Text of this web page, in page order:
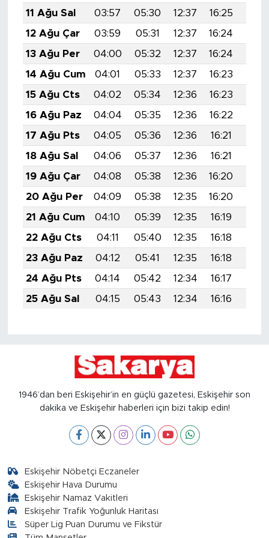
11 Ağu Sal
03:57 05:30 12:37 16:25
12 Ağu Çar
03:59 05:31 12:37 16:24
13 Ağu Per
04:00 05:32 12:37 16:24
14 Ağu Cum
04:01 05:33 12:37 16:23
15 Ağu Cts
04:02 05:34 12:36 16:23
16 Ağu Paz
04:04 05:35 12:36 16:22
17 Ağu Pts
04:05 05:36 12:36 16:21
18 Ağu Sal
04:06 05:37 12:36 16:21
19 Ağu Çar
04:08 05:38 12:36 16:20
20 Ağu Per
04:09 05:38 12:35 16:20
21 Ağu Cum
04:10 05:39 12:35 16:19
22 Ağu Cts
04:11 05:40 12:35 16:18
23 Ağu Paz
04:12 05:41 12:35 16:18
24 Ağu Pts
04:14 05:42 12:34 16:17
25 Ağu Sal
04:15 05:43 12:34 16:16
1946’dan beri Eskişehir’in en güçlü gazetesi, Eskişehir son
dakika ve Eskişehir haberleri için bizi takip edin!
Eskişehir Nöbetçi Eczaneler
Eskişehir Hava Durumu
Eskişehir Namaz Vakitleri
Eskişehir Trafik Yoğunluk Haritası
Süper Lig Puan Durumu ve Fikstür